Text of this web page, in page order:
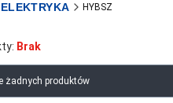
HYBSZ
Brak
żadnych produktów